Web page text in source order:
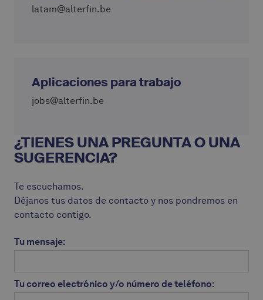
latam@alterfin.be
Aplicaciones para trabajo
jobs@alterfin.be
¿TIENES UNA PREGUNTA O UNA
SUGERENCIA?
Te escuchamos.
Déjanos tus datos de contacto y nos pondremos en
contacto contigo.
Tu mensaje:
Tu correo electrónico y/o número de teléfono: